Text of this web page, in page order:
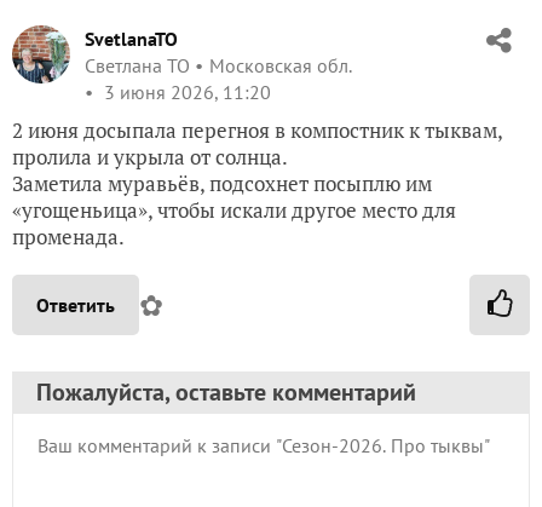
SvetlanaTO
Светлана ТО
Московская обл.
3 июня 2026, 11:20
2 июня досыпала перегноя в компостник к тыквам,
пролила и укрыла от солнца.
Заметила муравьёв, подсохнет посыплю им
«угощеньица», чтобы искали другое место для
променада.
Ответить ✿
Пожалуйста, оставьте комментарий